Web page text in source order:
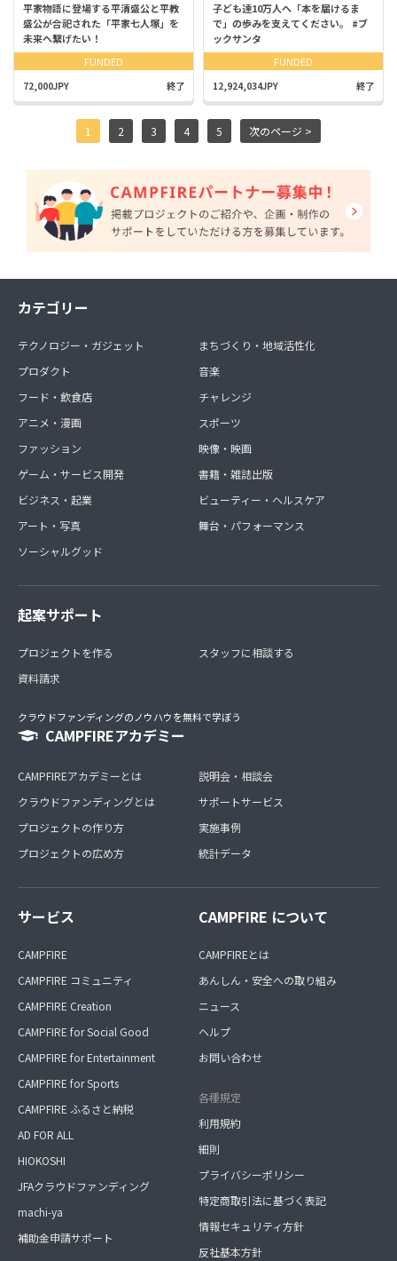
平家物語に登場する平清盛公と平教
盛公が合祀された「平家七人塚」を
未来へ繋げたい！
FUNDED
72,000JPY 終了
子ども達10万人へ「本を届けるま
で」の歩みを支えてください。 #ブ
ックサンタ
FUNDED
12,924,034JPY 終了
1 2 3 4 5 次のページ >
カテゴリー
テクノロジー・ガジェット
プロダクト
フード・飲食店
アニメ・漫画
ファッション
ゲーム・サービス開発
ビジネス・起業
アート・写真
ソーシャルグッド
まちづくり・地域活性化
音楽
チャレンジ
スポーツ
映像・映画
書籍・雑誌出版
ビューティー・ヘルスケア
舞台・パフォーマンス
起案サポート
プロジェクトを作る
資料請求
スタッフに相談する
クラウドファンディングのノウハウを無料で学ぼう
CAMPFIREアカデミー
CAMPFIREアカデミーとは
クラウドファンディングとは
プロジェクトの作り方
プロジェクトの広め方
説明会・相談会
サポートサービス
実施事例
統計データ
サービス
CAMPFIRE
CAMPFIRE コミュニティ
CAMPFIRE Creation
CAMPFIRE for Social Good
CAMPFIRE for Entertainment
CAMPFIRE for Sports
CAMPFIRE ふるさと納税
AD FOR ALL
HIOKOSHI
JFAクラウドファンディング
machi-ya
補助金申請サポート
CAMPFIRE について
CAMPFIREとは
あんしん・安全への取り組み
ニュース
ヘルプ
お問い合わせ
各種規定
利用規約
細則
プライバシーポリシー
特定商取引法に基づく表記
情報セキュリティ方針
反社基本方針